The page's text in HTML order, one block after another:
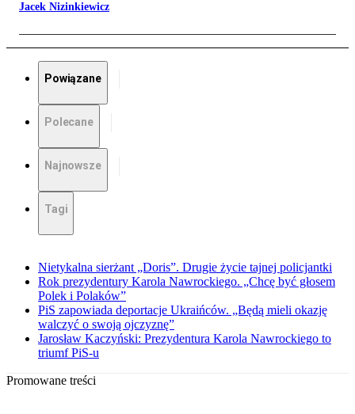
Jacek Nizinkiewicz
Powiązane
Polecane
Najnowsze
Tagi
Nietykalna sierżant „Doris”. Drugie życie tajnej policjantki
Rok prezydentury Karola Nawrockiego. „Chcę być głosem
Polek i Polaków”
PiS zapowiada deportacje Ukraińców. „Będą mieli okazję
walczyć o swoją ojczyznę”
Jarosław Kaczyński: Prezydentura Karola Nawrockiego to
triumf PiS-u
Promowane treści